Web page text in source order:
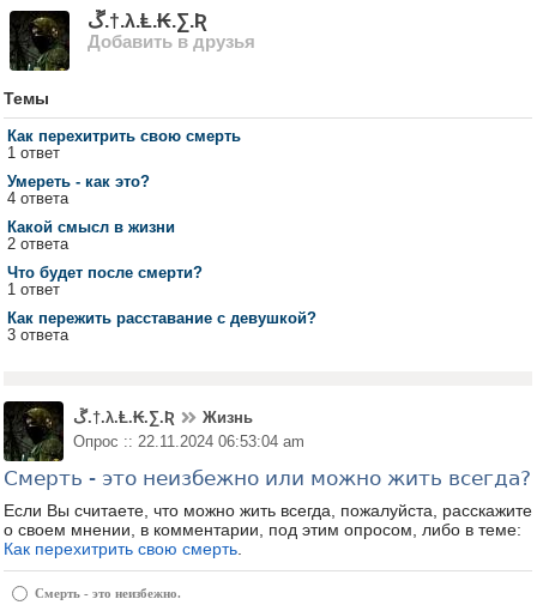
ﮚ.†.λ.Ⱡ.₭.∑.Ʀ
Добавить в друзья
Темы
Как перехитрить свою смерть
1 ответ
Умереть - как это?
4 ответа
Какой смысл в жизни
2 ответа
Что будет после смерти?
1 ответ
Как пережить расставание с девушкой?
3 ответа
ﮚ.†.λ.Ⱡ.₭.∑.Ʀ
Жизнь
Опрос :: 22.11.2024 06:53:04 am
Смерть - это неизбежно или можно жить всегда?
Если Вы считаете, что можно жить всегда, пожалуйста, расскажите
о своем мнении, в комментарии, под этим опросом, либо в теме:
Как перехитрить свою смерть
Смерть - это неизбежно.